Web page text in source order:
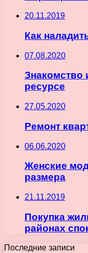
20.11.2019
Как
07.08.2020
Знакомство
ресурсе
27.05.2020
Ремонт
06.06.2020
Женские
размера
21.11.2019
Покупка
районах
Последние записи